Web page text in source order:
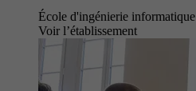
École d'ingénierie informatique
Voir l’établissement